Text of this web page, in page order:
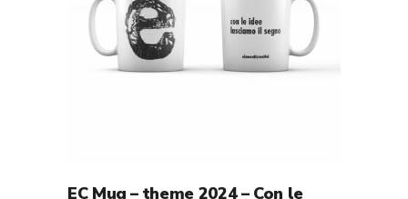
EC Mug – theme 2024 – Con le